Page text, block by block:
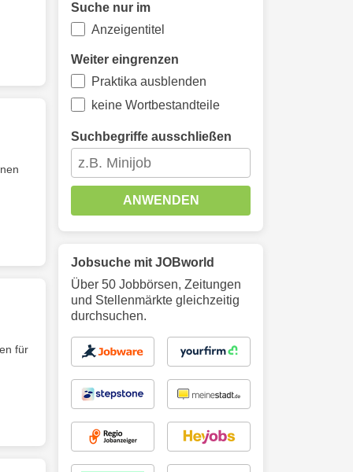
für
Suche nur im
Anzeigentitel
Weiter eingrenzen
Praktika ausblenden
keine Wortbestandteile
Suchbegriffe ausschließen
ANWENDEN
Jobsuche mit JOBworld
Über 50 Jobbörsen, Zeitungen
und Stellenmärkte gleichzeitig
durchsuchen.